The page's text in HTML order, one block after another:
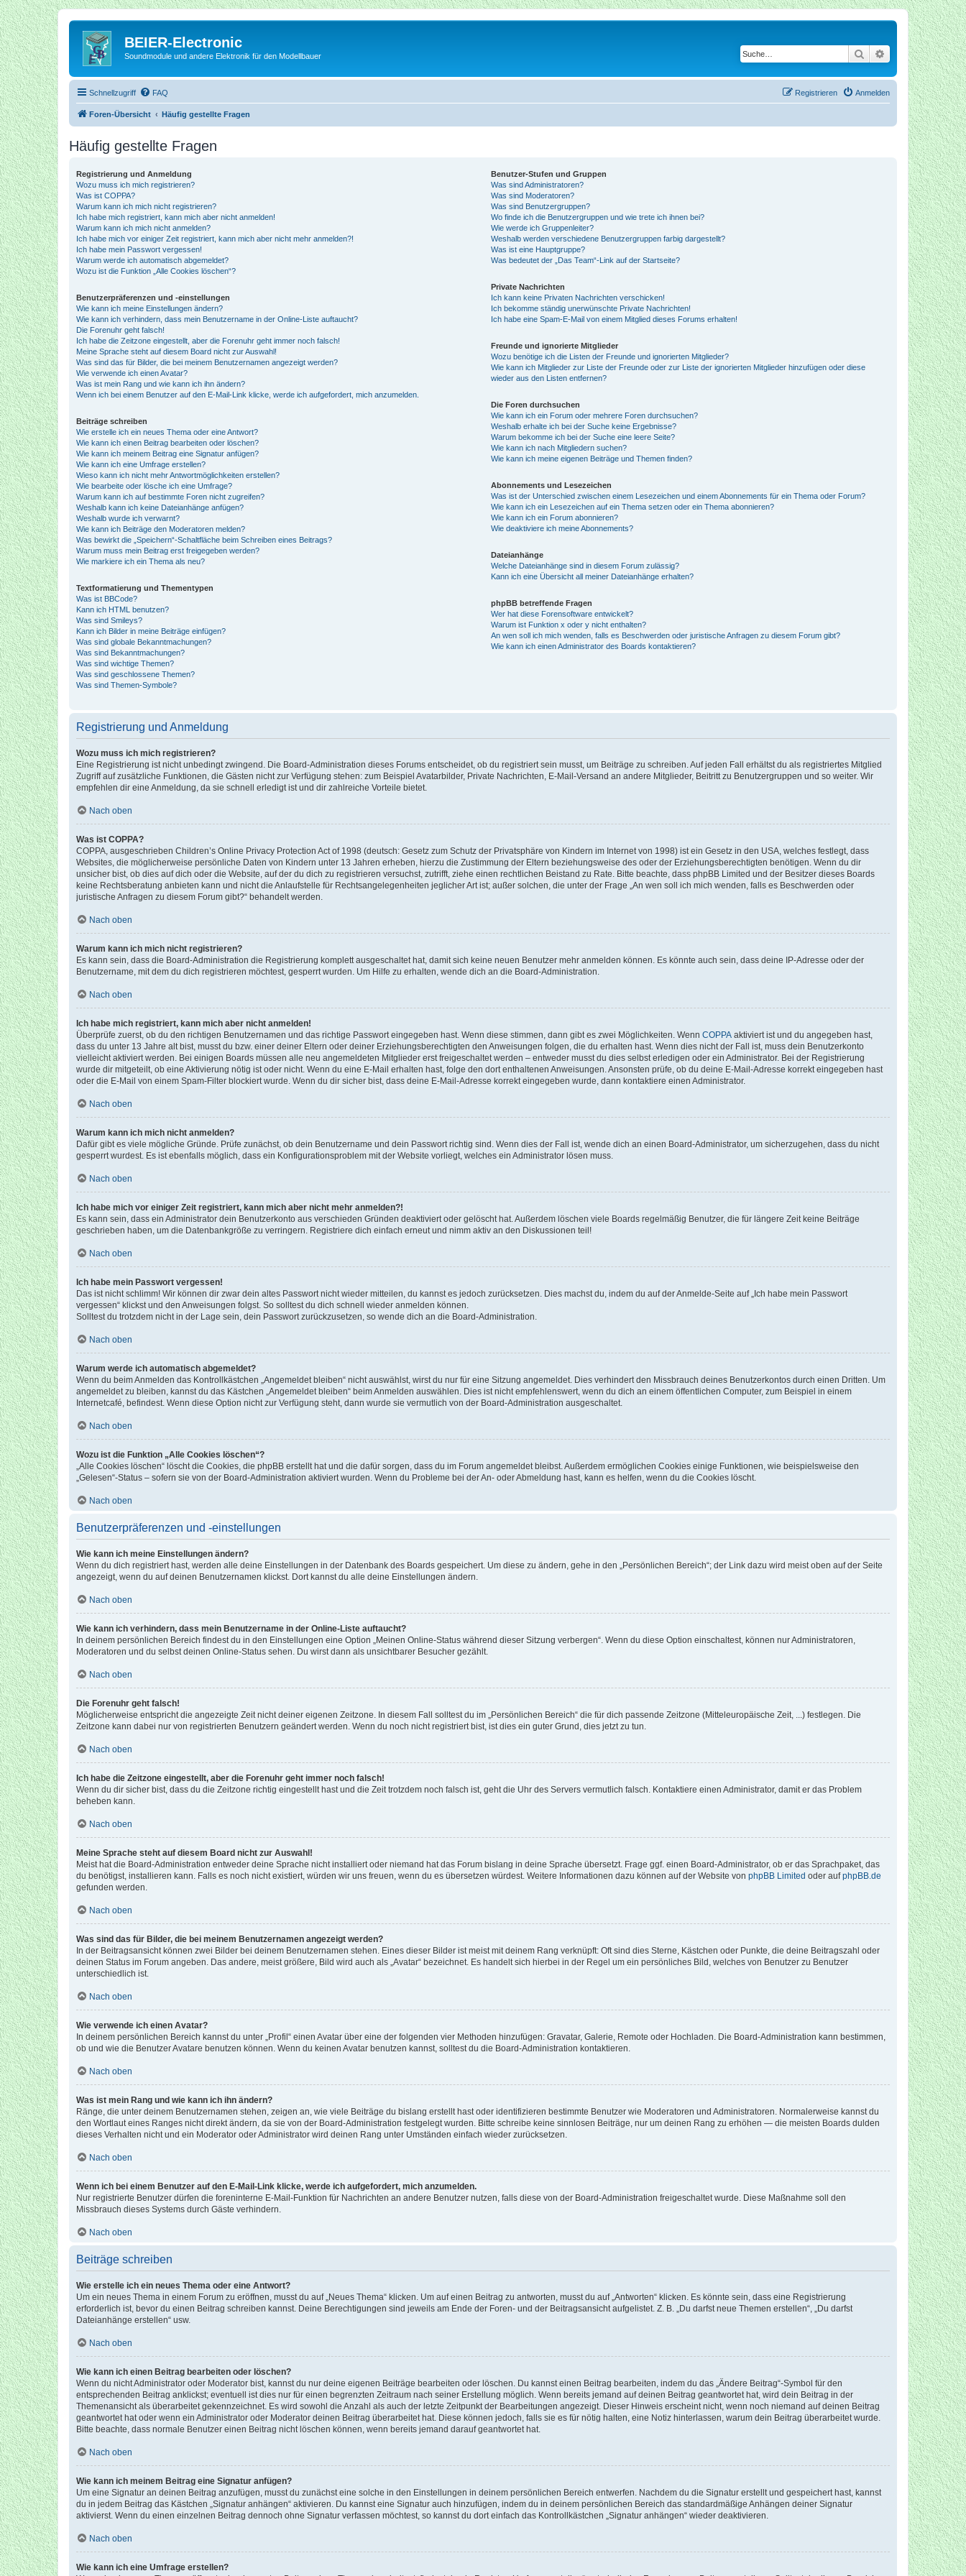
BEIER-Electronic
Soundmodule und andere Elektronik für den Modellbauer Suche Erweiterte Suche
Schnellzugriff FAQ Anmelden
Registrieren
Foren-Übersicht Häufig gestellte Fragen
Häufig gestellte Fragen
Registrierung und Anmeldung
Wozu muss ich mich registrieren?
Was ist COPPA?
Warum kann ich mich nicht registrieren?
Ich habe mich registriert, kann mich aber nicht anmelden!
Warum kann ich mich nicht anmelden?
Ich habe mich vor einiger Zeit registriert, kann mich aber nicht mehr anmelden?!
Ich habe mein Passwort vergessen!
Warum werde ich automatisch abgemeldet?
Wozu ist die Funktion „Alle Cookies löschen“?
Benutzerpräferenzen und -einstellungen
Wie kann ich meine Einstellungen ändern?
Wie kann ich verhindern, dass mein Benutzername in der Online-Liste auftaucht?
Die Forenuhr geht falsch!
Ich habe die Zeitzone eingestellt, aber die Forenuhr geht immer noch falsch!
Meine Sprache steht auf diesem Board nicht zur Auswahl!
Was sind das für Bilder, die bei meinem Benutzernamen angezeigt werden?
Wie verwende ich einen Avatar?
Was ist mein Rang und wie kann ich ihn ändern?
Wenn ich bei einem Benutzer auf den E-Mail-Link klicke, werde ich aufgefordert, mich anzumelden.
Beiträge schreiben
Wie erstelle ich ein neues Thema oder eine Antwort?
Wie kann ich einen Beitrag bearbeiten oder löschen?
Wie kann ich meinem Beitrag eine Signatur anfügen?
Wie kann ich eine Umfrage erstellen?
Wieso kann ich nicht mehr Antwortmöglichkeiten erstellen?
Wie bearbeite oder lösche ich eine Umfrage?
Warum kann ich auf bestimmte Foren nicht zugreifen?
Weshalb kann ich keine Dateianhänge anfügen?
Weshalb wurde ich verwarnt?
Wie kann ich Beiträge den Moderatoren melden?
Was bewirkt die „Speichern“-Schaltfläche beim Schreiben eines Beitrags?
Warum muss mein Beitrag erst freigegeben werden?
Wie markiere ich ein Thema als neu?
Textformatierung und Thementypen
Was ist BBCode?
Kann ich HTML benutzen?
Was sind Smileys?
Kann ich Bilder in meine Beiträge einfügen?
Was sind globale Bekanntmachungen?
Was sind Bekanntmachungen?
Was sind wichtige Themen?
Was sind geschlossene Themen?
Was sind Themen-Symbole?
Benutzer-Stufen und Gruppen
Was sind Administratoren?
Was sind Moderatoren?
Was sind Benutzergruppen?
Wo finde ich die Benutzergruppen und wie trete ich ihnen bei?
Wie werde ich Gruppenleiter?
Weshalb werden verschiedene Benutzergruppen farbig dargestellt?
Was ist eine Hauptgruppe?
Was bedeutet der „Das Team“-Link auf der Startseite?
Private Nachrichten
Ich kann keine Privaten Nachrichten verschicken!
Ich bekomme ständig unerwünschte Private Nachrichten!
Ich habe eine Spam-E-Mail von einem Mitglied dieses Forums erhalten!
Freunde und ignorierte Mitglieder
Wozu benötige ich die Listen der Freunde und ignorierten Mitglieder?
Wie kann ich Mitglieder zur Liste der Freunde oder zur Liste der ignorierten Mitglieder hinzufügen oder diese
wieder aus den Listen entfernen?
Die Foren durchsuchen
Wie kann ich ein Forum oder mehrere Foren durchsuchen?
Weshalb erhalte ich bei der Suche keine Ergebnisse?
Warum bekomme ich bei der Suche eine leere Seite?
Wie kann ich nach Mitgliedern suchen?
Wie kann ich meine eigenen Beiträge und Themen finden?
Abonnements und Lesezeichen
Was ist der Unterschied zwischen einem Lesezeichen und einem Abonnements für ein Thema oder Forum?
Wie kann ich ein Lesezeichen auf ein Thema setzen oder ein Thema abonnieren?
Wie kann ich ein Forum abonnieren?
Wie deaktiviere ich meine Abonnements?
Dateianhänge
Welche Dateianhänge sind in diesem Forum zulässig?
Kann ich eine Übersicht all meiner Dateianhänge erhalten?
phpBB betreffende Fragen
Wer hat diese Forensoftware entwickelt?
Warum ist Funktion x oder y nicht enthalten?
An wen soll ich mich wenden, falls es Beschwerden oder juristische Anfragen zu diesem Forum gibt?
Wie kann ich einen Administrator des Boards kontaktieren?
Registrierung und Anmeldung
Wozu muss ich mich registrieren?
Eine Registrierung ist nicht unbedingt zwingend. Die Board-Administration dieses Forums entscheidet, ob du registriert sein musst, um Beiträge zu schreiben. Auf jeden Fall erhältst du als registriertes Mitglied
Zugriff auf zusätzliche Funktionen, die Gästen nicht zur Verfügung stehen: zum Beispiel Avatarbilder, Private Nachrichten, E-Mail-Versand an andere Mitglieder, Beitritt zu Benutzergruppen und so weiter. Wir
empfehlen dir eine Anmeldung, da sie schnell erledigt ist und dir zahlreiche Vorteile bietet.
Nach oben
Was ist COPPA?
COPPA, ausgeschrieben Children’s Online Privacy Protection Act of 1998 (deutsch: Gesetz zum Schutz der Privatsphäre von Kindern im Internet von 1998) ist ein Gesetz in den USA, welches festlegt, dass
Websites, die möglicherweise persönliche Daten von Kindern unter 13 Jahren erheben, hierzu die Zustimmung der Eltern beziehungsweise des oder der Erziehungsberechtigten benötigen. Wenn du dir
unsicher bist, ob dies auf dich oder die Website, auf der du dich zu registrieren versuchst, zutrifft, ziehe einen rechtlichen Beistand zu Rate. Bitte beachte, dass phpBB Limited und der Besitzer dieses Boards
keine Rechtsberatung anbieten kann und nicht die Anlaufstelle für Rechtsangelegenheiten jeglicher Art ist; außer solchen, die unter der Frage „An wen soll ich mich wenden, falls es Beschwerden oder
juristische Anfragen zu diesem Forum gibt?“ behandelt werden.
Nach oben
Warum kann ich mich nicht registrieren?
Es kann sein, dass die Board-Administration die Registrierung komplett ausgeschaltet hat, damit sich keine neuen Benutzer mehr anmelden können. Es könnte auch sein, dass deine IP-Adresse oder der
Benutzername, mit dem du dich registrieren möchtest, gesperrt wurden. Um Hilfe zu erhalten, wende dich an die Board-Administration.
Nach oben
Ich habe mich registriert, kann mich aber nicht anmelden!
Überprüfe zuerst, ob du den richtigen Benutzernamen und das richtige Passwort eingegeben hast. Wenn diese stimmen, dann gibt es zwei Möglichkeiten. Wenn COPPA aktiviert ist und du angegeben hast,
dass du unter 13 Jahre alt bist, musst du bzw. einer deiner Eltern oder deiner Erziehungsberechtigten den Anweisungen folgen, die du erhalten hast. Wenn dies nicht der Fall ist, muss dein Benutzerkonto
vielleicht aktiviert werden. Bei einigen Boards müssen alle neu angemeldeten Mitglieder erst freigeschaltet werden – entweder musst du dies selbst erledigen oder ein Administrator. Bei der Registrierung
wurde dir mitgeteilt, ob eine Aktivierung nötig ist oder nicht. Wenn du eine E-Mail erhalten hast, folge den dort enthaltenen Anweisungen. Ansonsten prüfe, ob du deine E-Mail-Adresse korrekt eingegeben hast
oder die E-Mail von einem Spam-Filter blockiert wurde. Wenn du dir sicher bist, dass deine E-Mail-Adresse korrekt eingegeben wurde, dann kontaktiere einen Administrator.
Nach oben
Warum kann ich mich nicht anmelden?
Dafür gibt es viele mögliche Gründe. Prüfe zunächst, ob dein Benutzername und dein Passwort richtig sind. Wenn dies der Fall ist, wende dich an einen Board-Administrator, um sicherzugehen, dass du nicht
gesperrt wurdest. Es ist ebenfalls möglich, dass ein Konfigurationsproblem mit der Website vorliegt, welches ein Administrator lösen muss.
Nach oben
Ich habe mich vor einiger Zeit registriert, kann mich aber nicht mehr anmelden?!
Es kann sein, dass ein Administrator dein Benutzerkonto aus verschieden Gründen deaktiviert oder gelöscht hat. Außerdem löschen viele Boards regelmäßig Benutzer, die für längere Zeit keine Beiträge
geschrieben haben, um die Datenbankgröße zu verringern. Registriere dich einfach erneut und nimm aktiv an den Diskussionen teil!
Nach oben
Ich habe mein Passwort vergessen!
Das ist nicht schlimm! Wir können dir zwar dein altes Passwort nicht wieder mitteilen, du kannst es jedoch zurücksetzen. Dies machst du, indem du auf der Anmelde-Seite auf „Ich habe mein Passwort
vergessen“ klickst und den Anweisungen folgst. So solltest du dich schnell wieder anmelden können.
Solltest du trotzdem nicht in der Lage sein, dein Passwort zurückzusetzen, so wende dich an die Board-Administration.
Nach oben
Warum werde ich automatisch abgemeldet?
Wenn du beim Anmelden das Kontrollkästchen „Angemeldet bleiben“ nicht auswählst, wirst du nur für eine Sitzung angemeldet. Dies verhindert den Missbrauch deines Benutzerkontos durch einen Dritten. Um
angemeldet zu bleiben, kannst du das Kästchen „Angemeldet bleiben“ beim Anmelden auswählen. Dies ist nicht empfehlenswert, wenn du dich an einem öffentlichen Computer, zum Beispiel in einem
Internetcafé, befindest. Wenn diese Option nicht zur Verfügung steht, dann wurde sie vermutlich von der Board-Administration ausgeschaltet.
Nach oben
Wozu ist die Funktion „Alle Cookies löschen“?
„Alle Cookies löschen“ löscht die Cookies, die phpBB erstellt hat und die dafür sorgen, dass du im Forum angemeldet bleibst. Außerdem ermöglichen Cookies einige Funktionen, wie beispielsweise den
„Gelesen“-Status – sofern sie von der Board-Administration aktiviert wurden. Wenn du Probleme bei der An- oder Abmeldung hast, kann es helfen, wenn du die Cookies löscht.
Nach oben
Benutzerpräferenzen und -einstellungen
Wie kann ich meine Einstellungen ändern?
Wenn du dich registriert hast, werden alle deine Einstellungen in der Datenbank des Boards gespeichert. Um diese zu ändern, gehe in den „Persönlichen Bereich“; der Link dazu wird meist oben auf der Seite
angezeigt, wenn du auf deinen Benutzernamen klickst. Dort kannst du alle deine Einstellungen ändern.
Nach oben
Wie kann ich verhindern, dass mein Benutzername in der Online-Liste auftaucht?
In deinem persönlichen Bereich findest du in den Einstellungen eine Option „Meinen Online-Status während dieser Sitzung verbergen“. Wenn du diese Option einschaltest, können nur Administratoren,
Moderatoren und du selbst deinen Online-Status sehen. Du wirst dann als unsichtbarer Besucher gezählt.
Nach oben
Die Forenuhr geht falsch!
Möglicherweise entspricht die angezeigte Zeit nicht deiner eigenen Zeitzone. In diesem Fall solltest du im „Persönlichen Bereich“ die für dich passende Zeitzone (Mitteleuropäische Zeit, ...) festlegen. Die
Zeitzone kann dabei nur von registrierten Benutzern geändert werden. Wenn du noch nicht registriert bist, ist dies ein guter Grund, dies jetzt zu tun.
Nach oben
Ich habe die Zeitzone eingestellt, aber die Forenuhr geht immer noch falsch!
Wenn du dir sicher bist, dass du die Zeitzone richtig eingestellt hast und die Zeit trotzdem noch falsch ist, geht die Uhr des Servers vermutlich falsch. Kontaktiere einen Administrator, damit er das Problem
beheben kann.
Nach oben
Meine Sprache steht auf diesem Board nicht zur Auswahl!
Meist hat die Board-Administration entweder deine Sprache nicht installiert oder niemand hat das Forum bislang in deine Sprache übersetzt. Frage ggf. einen Board-Administrator, ob er das Sprachpaket, das
du benötigst, installieren kann. Falls es noch nicht existiert, würden wir uns freuen, wenn du es übersetzen würdest. Weitere Informationen dazu können auf der Website von phpBB Limited oder aufphpBB.de
gefunden werden.
Nach oben
Was sind das für Bilder, die bei meinem Benutzernamen angezeigt werden?
In der Beitragsansicht können zwei Bilder bei deinem Benutzernamen stehen. Eines dieser Bilder ist meist mit deinem Rang verknüpft: Oft sind dies Sterne, Kästchen oder Punkte, die deine Beitragszahl oder
deinen Status im Forum angeben. Das andere, meist größere, Bild wird auch als „Avatar“ bezeichnet. Es handelt sich hierbei in der Regel um ein persönliches Bild, welches von Benutzer zu Benutzer
unterschiedlich ist.
Nach oben
Wie verwende ich einen Avatar?
In deinem persönlichen Bereich kannst du unter „Profil“ einen Avatar über eine der folgenden vier Methoden hinzufügen: Gravatar, Galerie, Remote oder Hochladen. Die Board-Administration kann bestimmen,
ob und wie die Benutzer Avatare benutzen können. Wenn du keinen Avatar benutzen kannst, solltest du die Board-Administration kontaktieren.
Nach oben
Was ist mein Rang und wie kann ich ihn ändern?
Ränge, die unter deinem Benutzernamen stehen, zeigen an, wie viele Beiträge du bislang erstellt hast oder identifizieren bestimmte Benutzer wie Moderatoren und Administratoren. Normalerweise kannst du
den Wortlaut eines Ranges nicht direkt ändern, da sie von der Board-Administration festgelegt wurden. Bitte schreibe keine sinnlosen Beiträge, nur um deinen Rang zu erhöhen — die meisten Boards dulden
dieses Verhalten nicht und ein Moderator oder Administrator wird deinen Rang unter Umständen einfach wieder zurücksetzen.
Nach oben
Wenn ich bei einem Benutzer auf den E-Mail-Link klicke, werde ich aufgefordert, mich anzumelden.
Nur registrierte Benutzer dürfen die foreninterne E-Mail-Funktion für Nachrichten an andere Benutzer nutzen, falls diese von der Board-Administration freigeschaltet wurde. Diese Maßnahme soll den
Missbrauch dieses Systems durch Gäste verhindern.
Nach oben
Beiträge schreiben
Wie erstelle ich ein neues Thema oder eine Antwort?
Um ein neues Thema in einem Forum zu eröffnen, musst du auf „Neues Thema“ klicken. Um auf einen Beitrag zu antworten, musst du auf „Antworten“ klicken. Es könnte sein, dass eine Registrierung
erforderlich ist, bevor du einen Beitrag schreiben kannst. Deine Berechtigungen sind jeweils am Ende der Foren- und der Beitragsansicht aufgelistet. Z. B. „Du darfst neue Themen erstellen“, „Du darfst
Dateianhänge erstellen“ usw.
Nach oben
Wie kann ich einen Beitrag bearbeiten oder löschen?
Wenn du nicht Administrator oder Moderator bist, kannst du nur deine eigenen Beiträge bearbeiten oder löschen. Du kannst einen Beitrag bearbeiten, indem du das „Ändere Beitrag“-Symbol für den
entsprechenden Beitrag anklickst; eventuell ist dies nur für einen begrenzten Zeitraum nach seiner Erstellung möglich. Wenn bereits jemand auf deinen Beitrag geantwortet hat, wird dein Beitrag in der
Themenansicht als überarbeitet gekennzeichnet. Es wird sowohl die Anzahl als auch der letzte Zeitpunkt der Bearbeitungen angezeigt. Dieser Hinweis erscheint nicht, wenn noch niemand auf deinen Beitrag
geantwortet hat oder wenn ein Administrator oder Moderator deinen Beitrag überarbeitet hat. Diese können jedoch, falls sie es für nötig halten, eine Notiz hinterlassen, warum dein Beitrag überarbeitet wurde.
Bitte beachte, dass normale Benutzer einen Beitrag nicht löschen können, wenn bereits jemand darauf geantwortet hat.
Nach oben
Wie kann ich meinem Beitrag eine Signatur anfügen?
Um eine Signatur an deinen Beitrag anzufügen, musst du zunächst eine solche in den Einstellungen in deinem persönlichen Bereich entwerfen. Nachdem du die Signatur erstellt und gespeichert hast, kannst
du in jedem Beitrag das Kästchen „Signatur anhängen“ aktivieren. Du kannst eine Signatur auch hinzufügen, indem du in deinem persönlichen Bereich das standardmäßige Anhängen deiner Signatur
aktivierst. Wenn du einen einzelnen Beitrag dennoch ohne Signatur verfassen möchtest, so kannst du dort einfach das Kontrollkästchen „Signatur anhängen“ wieder deaktivieren.
Nach oben
Wie kann ich eine Umfrage erstellen?